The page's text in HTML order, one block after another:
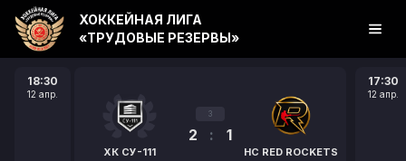
18:30
12 апр.
ХК СУ-111
3
2 : 1
HC RED ROCKETS
17:30
12 апр.
ХОККЕЙНАЯ ЛИГА
«ТРУДОВЫЕ РЕЗЕРВЫ»